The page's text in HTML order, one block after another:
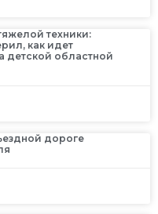
техники:
как идет
детской областной
дороге